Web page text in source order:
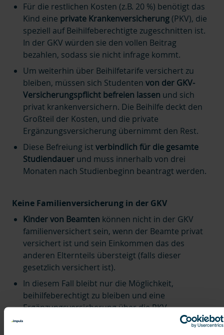
Für die restlichen Kosten (z.B. 20 %) benötigt das
Kind eine private Krankenversicherung (PKV), die
speziell auf Beihilfeberechtigte zugeschnitten ist.
In der GKV würden sie den vollen Beitrag
bezahlen, sodass sie nicht infrage kommt.
Um weiterhin über Beihilfetarife versichert zu
bleiben, müssen sich Studenten von der GKV-
Versicherungspflicht befreien lassen und sich
privat krankenversichern. Die Beihilfe deckt den
Großteil der Kosten, und die private
Ergänzungsversicherung übernimmt den Rest.
Diese Befreiung ist verbindlich für die gesamte
Studiendauer und muss innerhalb von drei
Monaten nach Studienbeginn beantragt werden.
Keine Familienversicherung in der GKV
Kinder von Beamten können nicht in der GKV
familienversichert sein, wenn der Beamte privat
versichert ist und sein Einkommen das des
anderen Elternteils übersteigt (falls dieser
gesetzlich versichert ist).
In diesem Fall bleibt nur die Möglichkeit,
beihilfeberechtigt zu bleiben und eine
Ergänzungsversicherung über die PKV